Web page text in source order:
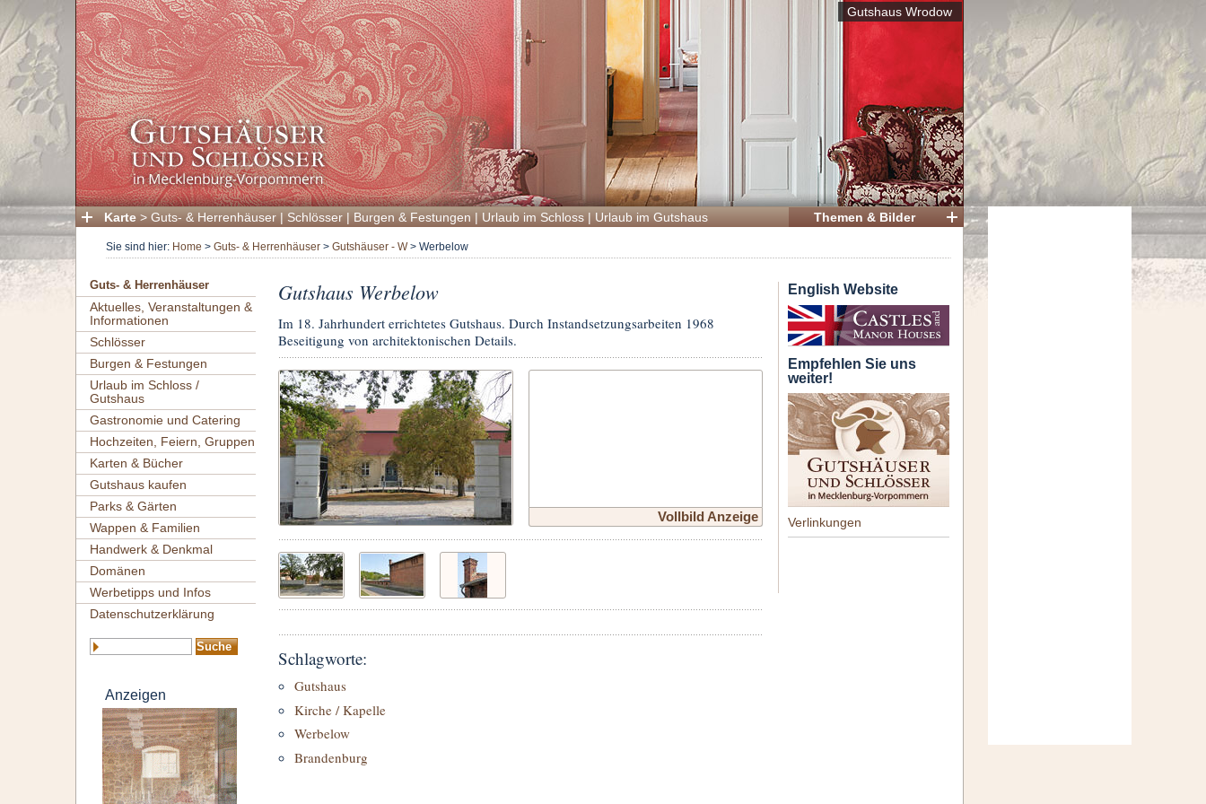
Gutshaus Wrodow
Themen & Bilder
Karte> Guts- & Herrenhäuser| Schlösser| Burgen & Festungen | Urlaub im Schloss| Urlaub im Gutshaus
Sie sind hier: Home > Guts- & Herrenhäuser> Gutshäuser - W> Werbelow
Guts- & Herrenhäuser
Aktuelles, Veranstaltungen &
Informationen
Schlösser
Burgen & Festungen
Urlaub im Schloss /
Gutshaus
Gastronomie und Catering
Hochzeiten, Feiern, Gruppen
Karten & Bücher
Gutshaus kaufen
Parks & Gärten
Wappen & Familien
Handwerk & Denkmal
Domänen
Werbetipps und Infos
Datenschutzerklärung
Anzeigen
English Website
Empfehlen Sie uns
weiter!
Verlinkungen
Gutshaus Werbelow
Im 18. Jahrhundert errichtetes Gutshaus. Durch Instandsetzungsarbeiten 1968
Beseitigung von architektonischen Details.
Vollbild Anzeige
Schlagworte:
Gutshaus
Kirche / Kapelle
Werbelow
Brandenburg